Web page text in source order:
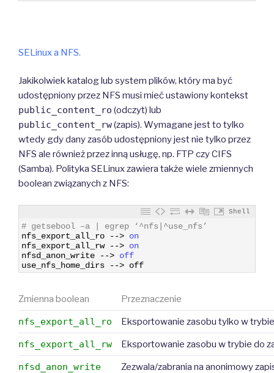
SELinux a NFS.
Jakikolwiek katalog lub system plików, który ma być
udostępniony przez NFS musi mieć ustawiony kontekst
public_content_ro (odczyt) lub
public_content_rw(zapis). Wymagane jest to tylko
wtedy gdy dany zasób udostępniony jest nie tylko przez
NFS ale również przez inną usługę, np. FTP czy CIFS
(Samba). Polityka SELinux zawiera także wiele zmiennych
boolean związanych z NFS:
Shell
# getsebool –a | egrep ‘^nfs|^use_nfs’
nfs_export_all_ro
--> on
nfs_export_all_rw
--> on
nfsd_anon_write
--> off
use_nfs_home_dirs
--> off
Zmienna boolean Przeznaczenie
nfs_export_all_ro Eksportowanie zasobu tylko w
nfs_export_all_rw Eksportowanie zasobu w trybie do
nfsd_anon_write Zezwala/zabrania na anonimowy